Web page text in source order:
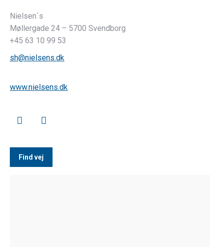
Nielsen´s
Møllergade 24 – 5700 Svendborg
+45 63 10 99 53
sh@nielsens.dk
www.nielsens.dk
Find vej